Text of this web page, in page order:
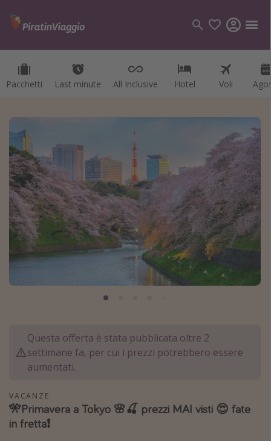
Pacchetti Last minute All Inclusive Hotel Voli
Categorie
Hotel
Vacanze
Crociere
Destinazioni
Tutte le destinazioni
Italia
Grecia
Tunisia
Malta
Capo Verde
Questa offerta è stata pubblicata oltre 2
settimane fa, per cui i prezzi potrebbero essere
aumentati.
VACANZE
🎌Primavera a Tokyo 🌸🍒 prezzi MAI visti 😍 fate
in fretta❗️